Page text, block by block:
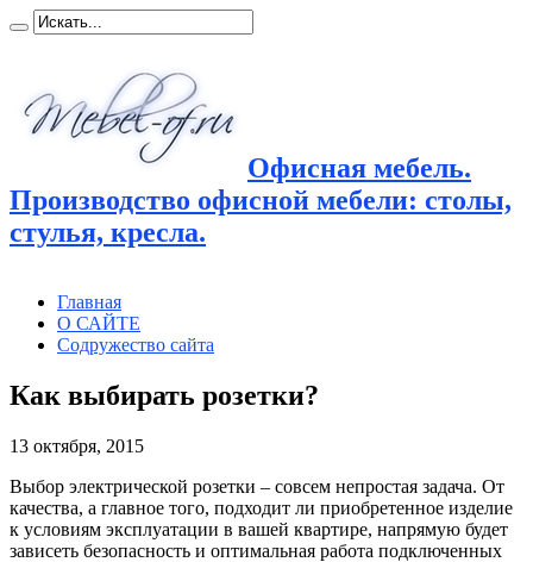
Офисная мебель.
Производство офисной мебели: столы,
стулья, кресла.
Главная
О САЙТЕ
Содружество сайта
Как выбирать розетки?
13 октября, 2015
Выбор электрической розетки – совсем непростая задача. От
качества, а главное того, подходит ли приобретенное изделие
к условиям эксплуатации в вашей квартире, напрямую будет
зависеть безопасность и оптимальная работа подключенных